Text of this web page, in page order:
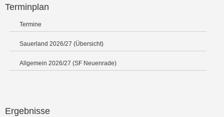
Terminplan
Termine
Sauerland 2026/27 (Übersicht)
Allgemein 2026/27 (SF Neuenrade)
Ergebnisse